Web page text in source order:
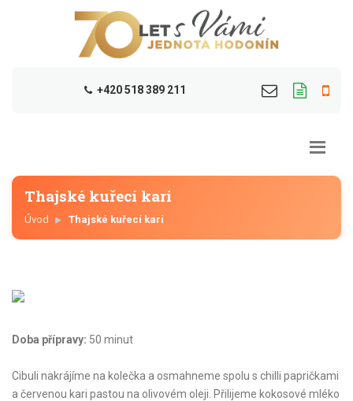
+420 518 389 211
Thajské kuřecí kari
Úvod Thajské kuřecí kari
Doba přípravy: 50 minut
Cibuli nakrájíme na kolečka a osmahneme spolu s chilli papričkami
a červenou kari pastou na olivovém oleji. Přilijeme kokosové mléko